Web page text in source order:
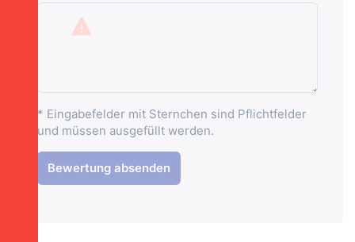
* Eingabefelder mit Sternchen sind Pflichtfelder
und müssen ausgefüllt werden.
Bewertung absenden